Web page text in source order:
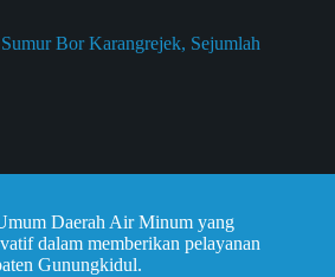
Bor Karangrejek, Sejumlah
Daerah Air Minum yang
dalam memberikan pelayanan
Gunungkidul.